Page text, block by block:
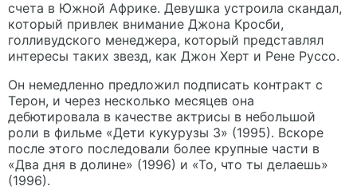
счета в Южной Африке. Девушка устроила скандал,
который привлек внимание Джона Кросби,
голливудского менеджера, который представлял
интересы таких звезд, как Джон Херт и Рене Руссо.
Он немедленно предложил подписать контракт с
Терон, и через несколько месяцев она
дебютировала в качестве актрисы в небольшой
роли в фильме «Дети кукурузы 3» (1995). Вскоре
после этого последовали более крупные части в
«Два дня в долине» (1996) и «То, что ты делаешь»
(1996).